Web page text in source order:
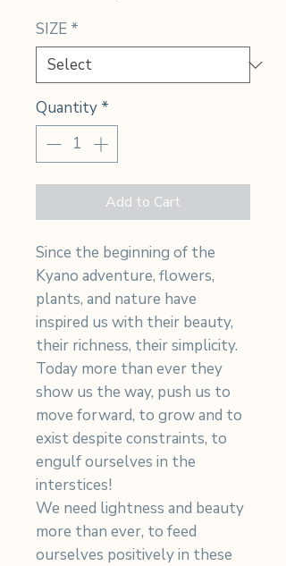
SIZE *
Quantity *
Add to Cart
Since the beginning of the
Kyano adventure, flowers,
plants, and nature have
inspired us with their beauty,
their richness, their simplicity.
Today more than ever they
show us the way, push us to
move forward, to grow and to
exist despite constraints, to
engulf ourselves in the
interstices!
We need lightness and beauty
more than ever, to feed
ourselves positively in these